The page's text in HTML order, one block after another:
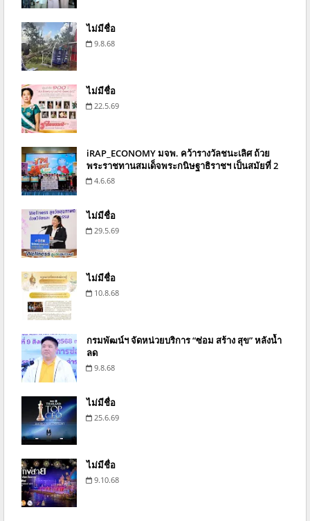
ไม่มีชื่อ
9.8.68
ไม่มีชื่อ
22.5.69
iRAP_ECONOMY มจพ. คว้ารางวัลชนะเลิศ ถ้วย
พระราชทานสมเด็จพระกนิษฐาธิราชฯ เป็นสมัยที่ 2
4.6.68
ไม่มีชื่อ
29.5.69
ไม่มีชื่อ
10.8.68
กรมพัฒน์ฯ จัดหน่วยบริการ “ซ่อม สร้าง สุข” หลังน้ำ
ลด
9.8.68
ไม่มีชื่อ
25.6.69
ไม่มีชื่อ
9.10.68